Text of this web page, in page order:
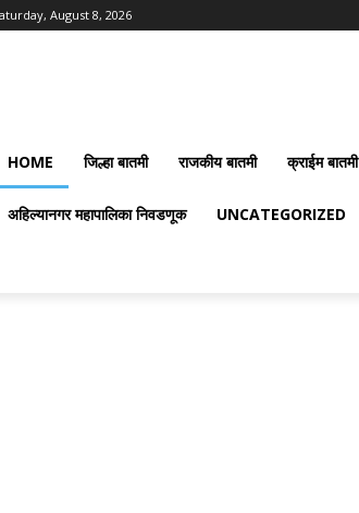
August 8, 2026
HOME जिल्हा बातमी राजकीय बातमी क्राईम बातमी
अहिल्यानगर महापालिका निवडणूक UNCATEGORIZED